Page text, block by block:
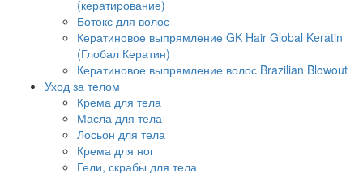
(кератирование)
Ботокс для волос
Кератиновое выпрямление GK Hair Global Keratin
(Глобал Кератин)
Кератиновое выпрямление волос Brazilian Blowout
Уход за телом
Крема для тела
Масла для тела
Лосьон для тела
Крема для ног
Гели, скрабы для тела